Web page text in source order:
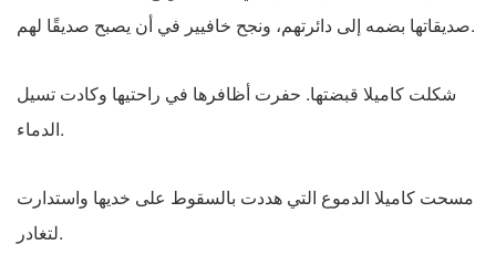
صديقاتها بضمه إلى دائرتهم، ونجح خافيير في أن يصبح صديقًا لهم.
شكلت كاميلا قبضتها. حفرت أظافرها في راحتيها وكادت تسيل
الدماء.
مسحت كاميلا الدموع التي هددت بالسقوط على خديها واستدارت
لتغادر.